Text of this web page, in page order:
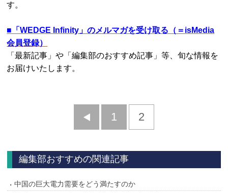
す。
■ 「WEDGE Infinity」のメルマガを受け取る（＝isMedia
会員登録）
「最新記事」や「編集部のおすすめ記事」等、旬な情報を
お届けいたします。
前
1 2
編集部おすすめの関連記事
中国の巨大電力需要をどう満たすのか